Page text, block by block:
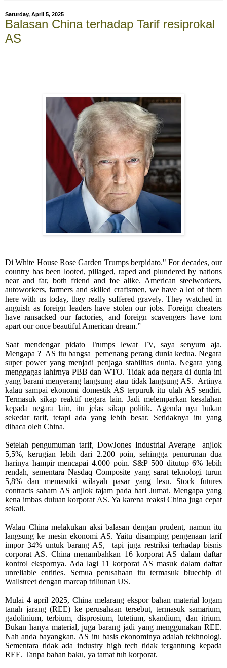
Saturday, April 5, 2025
Balasan China terhadap Tarif resiprokal
AS
Di White House Rose Garden Trumps berpidato." For decades, our
country has been looted, pillaged, raped and plundered by nations
near and far, both friend and foe alike. American steelworkers,
autoworkers, farmers and skilled craftsmen, we have a lot of them
here with us today, they really suffered gravely. They watched in
anguish as foreign leaders have stolen our jobs. Foreign cheaters
have ransacked our factories, and foreign scavengers have torn
apart our once beautiful American dream.”
Saat mendengar pidato Trumps lewat TV, saya senyum aja.
Mengapa ? AS itu bangsa pemenang perang dunia kedua. Negara
super power yang menjadi penjaga stabilitas dunia. Negara yang
menggagas lahirnya PBB dan WTO. Tidak ada negara di dunia ini
yang barani menyerang langsung atau tidak langsung AS. Artinya
kalau sampai ekonomi domestik AS terpuruk itu ulah AS sendiri.
Termasuk sikap reaktif negara lain. Jadi melemparkan kesalahan
kepada negara lain, itu jelas sikap politik. Agenda nya bukan
sekedar tarif, tetapi ada yang lebih besar. Setidaknya itu yang
dibaca oleh China.
Setelah pengumuman tarif, DowJones Industrial Average anjlok
5,5%, kerugian lebih dari 2.200 poin, sehingga penurunan dua
harinya hampir mencapai 4.000 poin. S&P 500 ditutup 6% lebih
rendah, sementara Nasdaq Composite yang sarat teknologi turun
5,8% dan memasuki wilayah pasar yang lesu. Stock futures
contracts saham AS anjlok tajam pada hari Jumat. Mengapa yang
kena imbas duluan korporat AS. Ya karena reaksi China juga cepat
sekali.
Walau China melakukan aksi balasan dengan prudent, namun itu
langsung ke mesin ekonomi AS. Yaitu disamping pengenaan tarif
impor 34% untuk barang AS, tapi juga restriksi terhadap bisnis
corporat AS. China menambahkan 16 korporat AS dalam daftar
kontrol ekspornya. Ada lagi 11 korporat AS masuk dalam daftar
unreliable entities. Semua perusahaan itu termasuk bluechip di
Wallstreet dengan marcap triliunan US.
Mulai 4 april 2025, China melarang ekspor bahan material logam
tanah jarang (REE) ke perusahaan tersebut, termasuk samarium,
gadolinium, terbium, disprosium, lutetium, skandium, dan itrium.
Bukan hanya material, juga barang jadi yang menggunakan REE.
Nah anda bayangkan. AS itu basis ekonominya adalah tekhnologi.
Sementara tidak ada industry high tech tidak tergantung kepada
REE. Tanpa bahan baku, ya tamat tuh korporat.